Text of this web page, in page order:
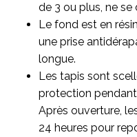
de 3 ou plus, ne se
Le fond est en
une prise
longue.
Les tapis sont
protection pendant
Après ouverture,
24 heures pour